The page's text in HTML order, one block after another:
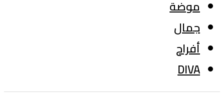
موضة
جمال
أفراح
DIVA